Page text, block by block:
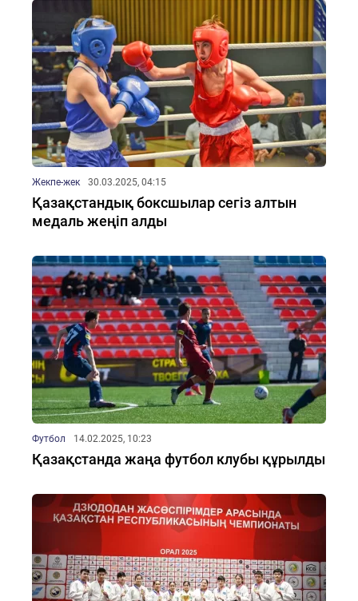
Жекпе-жек 30.03.2025, 04:15
Қазақстандық боксшылар сегіз алтын
медаль жеңіп алды
Футбол 14.02.2025, 10:23
Қазақстанда жаңа футбол клубы құрылды